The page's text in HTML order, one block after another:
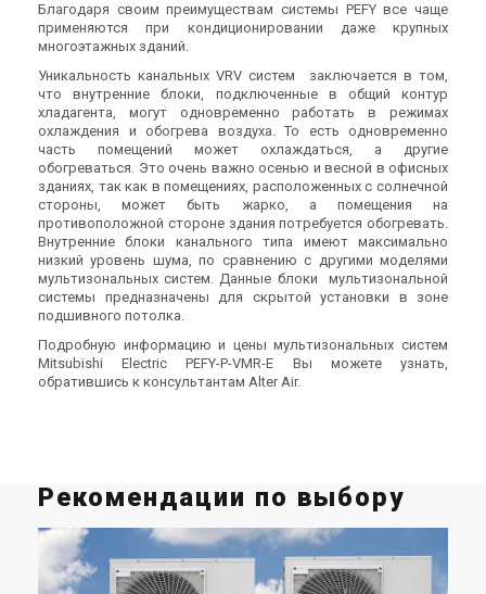
Благодаря своим преимуществам системы PEFY все чаще
применяются при кондиционировании даже крупных
многоэтажных зданий.
Уникальность канальных VRV систем заключается в том,
что внутренние блоки, подключенные в общий контур
хладагента, могут одновременно работать в режимах
охлаждения и обогрева воздуха. То есть одновременно
часть помещений может охлаждаться, а другие
обогреваться. Это очень важно осенью и весной в офисных
зданиях, так как в помещениях, расположенных с солнечной
стороны, может быть жарко, а помещения на
противоположной стороне здания потребуется обогревать.
Внутренние блоки канального типа имеют максимально
низкий уровень шума, по сравнению с другими моделями
мультизональных систем. Данные блоки мультизональной
системы предназначены для скрытой установки в зоне
подшивного потолка.
Подробную информацию и цены мультизональных систем
Mitsubishi Electric PEFY-P-VMR-E Вы можете узнать,
обратившись к консультантам Alter Air.
Рекомендации по выбору